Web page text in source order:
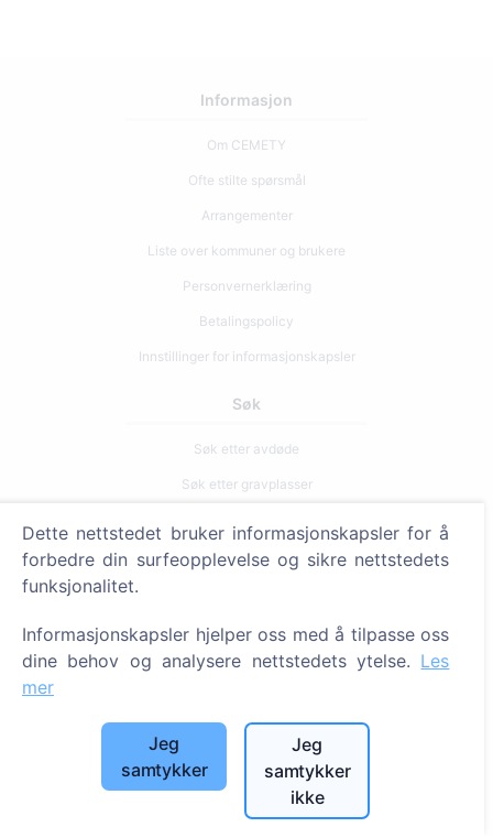
Informasjon
Om CEMETY
Ofte stilte spørsmål
Arrangementer
Liste over kommuner og brukere
Personvernerklæring
Betalingspolicy
Innstillinger for informasjonskapsler
Søk
Søk etter avdøde
Søk etter gravplasser
Tjenester
SIA "CEMETY", LV40103618951
371 29144816
Vi opererer over hele landet!
Dette nettstedet bruker informasjonskapsler for å
forbedre din surfeopplevelse og sikre nettstedets
funksjonalitet.
Informasjonskapsler hjelper oss med å tilpasse oss
dine behov og analysere nettstedets ytelse. Les
mer
Jeg
samtykker
Jeg
samtykker
ikke